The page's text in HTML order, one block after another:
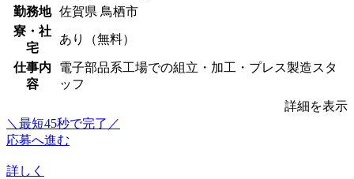
勤務地 佐賀県 鳥栖市
寮・社
宅
あり（無料）
仕事内
容
電子部品系工場での組立・加工・プレス製造スタ
ッフ
詳細を表示
＼最短45秒で完了／
応募へ進む
詳しく